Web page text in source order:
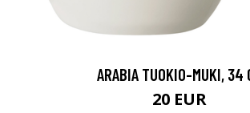
ARABIA TUOKIO-MUKI, 34
20 EUR